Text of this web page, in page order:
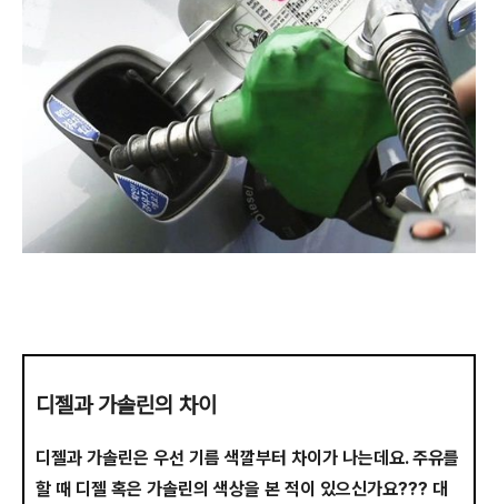
디젤과 가솔린의 차이
디젤과 가솔린은 우선 기름 색깔부터 차이가 나는데요. 주유를
할 때 디젤 혹은 가솔린의 색상을 본 적이 있으신가요??? 대